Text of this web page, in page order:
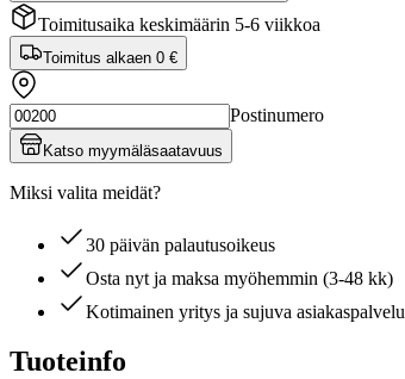
Toimitusaika keskimäärin 5-6 viikkoa
Toimitus alkaen 0 €
Postinumero
Katso myymäläsaatavuus
Miksi valita meidät?
30 päivän palautusoikeus
Osta nyt ja maksa myöhemmin (3-48 kk)
Kotimainen yritys ja sujuva asiakaspalvelu
Tuoteinfo